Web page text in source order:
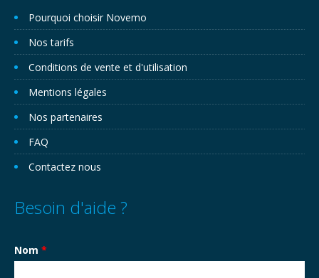
Pourquoi choisir Novemo
Nos tarifs
Conditions de vente et d'utilisation
Mentions légales
Nos partenaires
FAQ
Contactez nous
Besoin d'aide ?
Nom *